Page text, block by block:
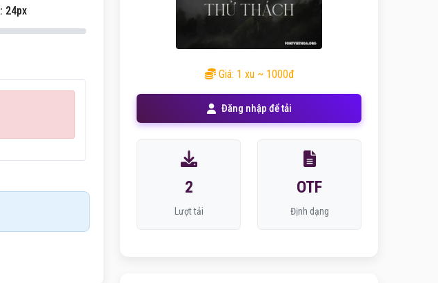
24px
Giá: 1 xu ~ 1000đ
Đăng nhập để tải
2
Lượt tải
OTF
Định dạng